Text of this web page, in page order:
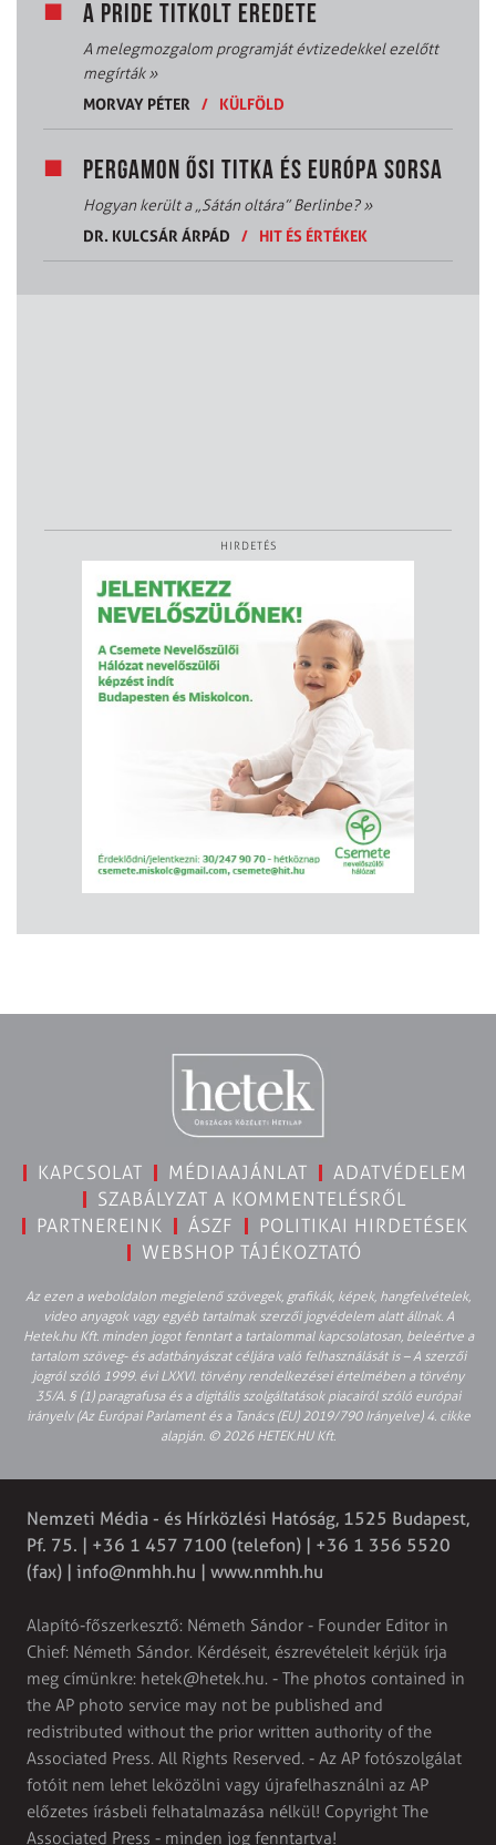
A PRIDE TITKOLT EREDETE
A melegmozgalom programját évtizedekkel ezelőtt
megírták»
MORVAY PÉTER
/ KÜLFÖLD
PERGAMON ŐSI TITKA ÉS EURÓPA SORSA
Hogyan került a „Sátán oltára” Berlinbe?»
DR. KULCSÁR ÁRPÁD
/ HIT ÉS ÉRTÉKEK
HIRDETÉS
KAPCSOLAT MÉDIAAJÁNLAT
ADATVÉDELEM
SZABÁLYZAT A KOMMENTELÉSRŐL
PARTNEREINK
ÁSZF
POLITIKAI HIRDETÉSEK
WEBSHOP TÁJÉKOZTATÓ
Az ezen a weboldalon megjelenő szövegek, grafikák, képek, hangfelvételek,
video anyagok vagy egyéb tartalmak szerzői jogvédelem alatt állnak. A
Hetek.hu Kft. minden jogot fenntart a tartalommal kapcsolatosan, beleértve a
tartalom szöveg- és adatbányászat céljára való felhasználását is – A szerzői
jogról szóló 1999. évi LXXVI. törvény rendelkezései értelmében a törvény
35/A. § (1) paragrafusa és a digitális szolgáltatások piacairól szóló európai
irányelv (Az Európai Parlament és a Tanács (EU) 2019/790 Irányelve) 4. cikke
alapján. © 2026 HETEK.HU Kft.
Nemzeti Média - és Hírközlési Hatóság, 1525 Budapest,
Pf. 75. | +36 1 457 7100 (telefon) | +36 1 356 5520
(fax) | info@nmhh.hu | www.nmhh.hu
Alapító-főszerkesztő: Németh Sándor - Founder Editor in
Chief: Németh Sándor. Kérdéseit, észrevételeit kérjük írja
meg címünkre: hetek@hetek.hu. - The photos contained in
the AP photo service may not be published and
redistributed without the prior written authority of the
Associated Press. All Rights Reserved. - Az AP fotószolgálat
fotóit nem lehet leközölni vagy újrafelhasználni az AP
előzetes írásbeli felhatalmazása nélkül! Copyright The
Associated Press - minden jog fenntartva!